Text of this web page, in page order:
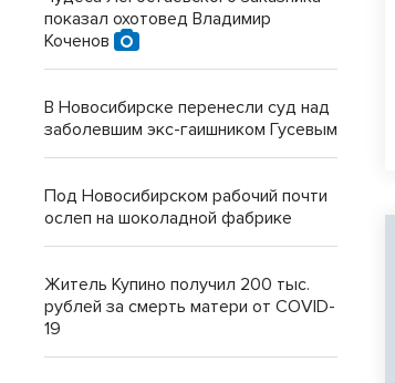
показал охотовед Владимир
Коченов
В Новосибирске перенесли суд над
заболевшим экс-гаишником Гусевым
Под Новосибирском рабочий почти
ослеп на шоколадной фабрике
Житель Купино получил 200 тыс.
рублей за смерть матери от COVID-
19